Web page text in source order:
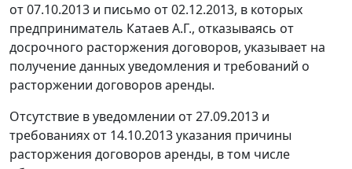
от 07.10.2013 и письмо от 02.12.2013, в которых
предприниматель Катаев А.Г., отказываясь от
досрочного расторжения договоров, указывает на
получение данных уведомления и требований о
расторжении договоров аренды.
Отсутствие в уведомлении от 27.09.2013 и
требованиях от 14.10.2013 указания причины
расторжения договоров аренды, в том числе